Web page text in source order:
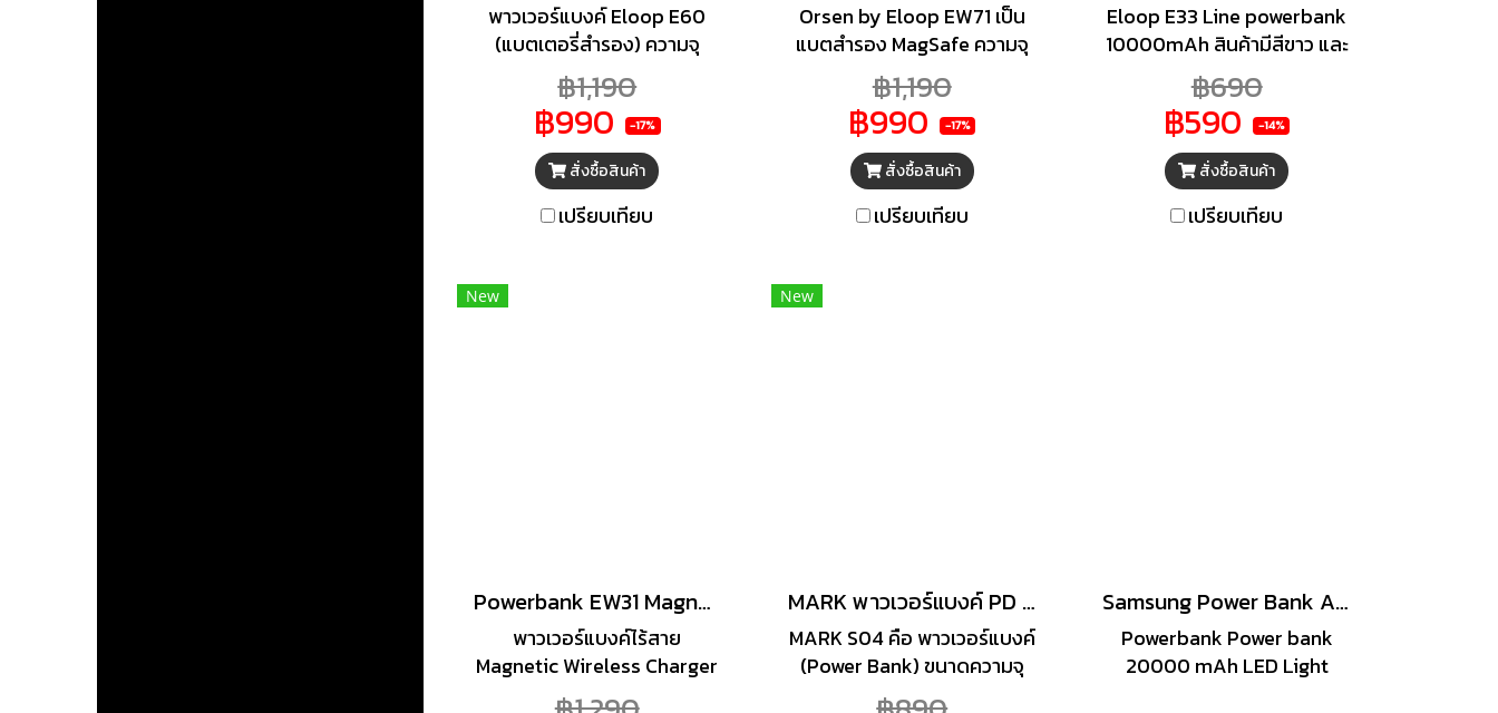
พาวเวอร์แบงค์ Eloop E60
(แบตเตอรี่สำรอง) ความจุ
10000mAh ของแท้ 100% ได้
รับมาตรฐาน มอก. รุ่นนี้มา
พร้อมกับสายที่ติดมาพร้อมกับ
ตัวเครื่อง ซึ่งสามารถใช้สำหรับ
ชาร์จไฟบ้านเข้าพาวเวอร์แบงค์
หรือชาร์จไฟเข้าอุปกรณ์อื่นๆ
฿1,190
฿990 -17%
สั่งซื้อสินค้า
เปรียบเทียบ
Orsen by Eloop EW71 เป็น
แบตสำรอง MagSafe ความจุ
8,000 mAh ที่โดดเด่นด้วย
ฟังก์ชันไฟ LED MagLight
ปรับสีและความสว่างได้ รองรับ
ชาร์จไร้สายสูงสุด 15 W และ
ชาร์จเร็วผ่านสาย 20 W (PD)
฿1,190
฿990 -17%
สั่งซื้อสินค้า
เปรียบเทียบ
Eloop E33 Line powerbank
10000mAh สินค้ามีสีขาว และ
สีดำ พาวเวอร์แบงค์ Eloop
E33 Line (แบตเตอรี่สำรอง)
ความจุ 10000mAh ของแท้
100% ได้รับมาตรฐาน มอก. จุด
พิเศษของรุ่นนี้คือจะมาพร้อม
กับสายชาร์จที่ติดมากับตัว
฿690
฿590 -14%
สั่งซื้อสินค้า
เปรียบเทียบ
New
Powerbank EW31 Magnetic 10000mAh Fast charge PD 20W คละสี
พาวเวอร์แบงค์ไร้สาย
Magnetic Wireless Charger
ระบบแม่เหล็ก MagSafe ความ
New
MARK พาวเวอร์แบงค์ PD Magnetic 10,000 mAh รุ่น S04 คละสี
MARK S04 คือ พาวเวอร์แบงค์
(Power Bank) ขนาดความจุ
10,000 mAh ที่รองรับระบบ
Samsung Power Bank Ani -ANP004F
Powerbank Power bank
20000 mAh LED Light